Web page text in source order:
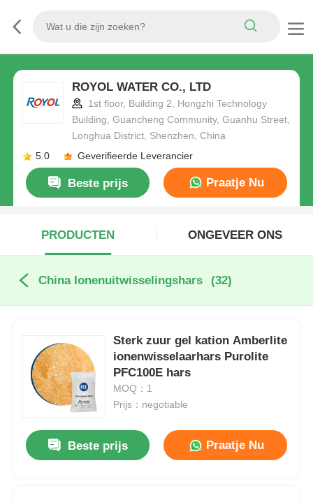
ROYOL WATER CO., LTD
1st floor, Building 2, Hongzhi Technology
Building, Guancheng Community, Guanhu Street,
Longhua District, Shenzhen, China
5.0
Geverifieerde Leverancier
Beste prijs Praatje Nu
PRODUCTEN ONGEVEER ONS
China Ionenuitwisselingshars (32)
Sterk zuur gel kation Amberlite
ionenwisselaarhars Purolite
PFC100E hars
MOQ：1
Prijs：negotiable
Beste prijs Praatje Nu